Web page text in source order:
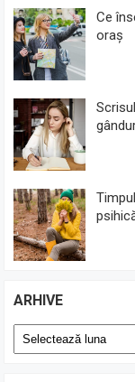
Ce
oraș
ARHIVE
Arhive